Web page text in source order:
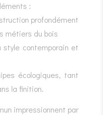
:
profondément
métiers du bois
style contemporain et
écologiques, tant
la finition.
impressionnent par